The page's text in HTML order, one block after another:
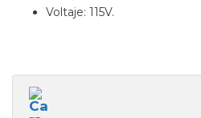
Voltaje: 115V.